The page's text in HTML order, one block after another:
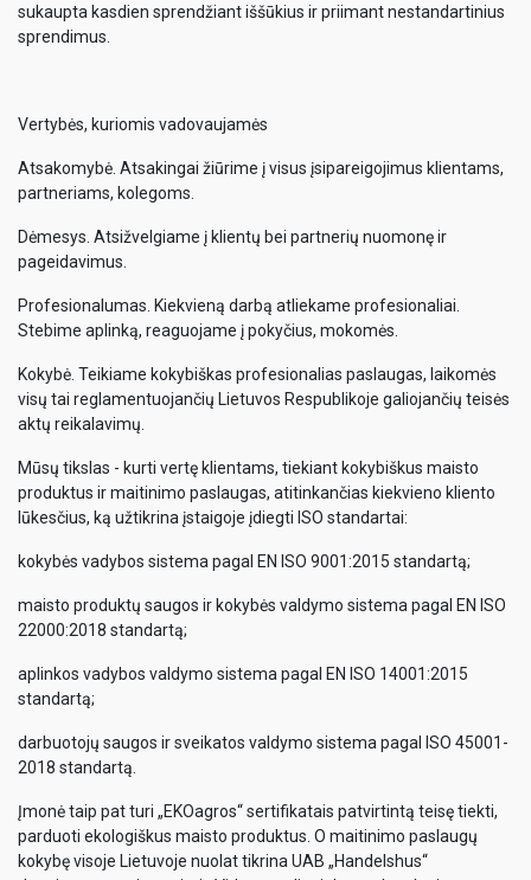
sukaupta kasdien sprendžiant iššūkius ir priimant nestandartinius
sprendimus.
Vertybės, kuriomis vadovaujamės
Atsakomybė. Atsakingai žiūrime į visus įsipareigojimus klientams,
partneriams, kolegoms.
Dėmesys. Atsižvelgiame į klientų bei partnerių nuomonę ir
pageidavimus.
Profesionalumas. Kiekvieną darbą atliekame profesionaliai.
Stebime aplinką, reaguojame į pokyčius, mokomės.
Kokybė. Teikiame kokybiškas profesionalias paslaugas, laikomės
visų tai reglamentuojančių Lietuvos Respublikoje galiojančių teisės
aktų reikalavimų.
Mūsų tikslas - kurti vertę klientams, tiekiant kokybiškus maisto
produktus ir maitinimo paslaugas, atitinkančias kiekvieno kliento
lūkesčius, ką užtikrina įstaigoje įdiegti ISO standartai:
kokybės vadybos sistema pagal EN ISO 9001:2015 standartą;
maisto produktų saugos ir kokybės valdymo sistema pagal EN ISO
22000:2018 standartą;
aplinkos vadybos valdymo sistema pagal EN ISO 14001:2015
standartą;
darbuotojų saugos ir sveikatos valdymo sistema pagal ISO 45001-
2018 standartą.
Įmonė taip pat turi „EKOagros“ sertifikatais patvirtintą teisę tiekti,
parduoti ekologiškus maisto produktus. O maitinimo paslaugų
kokybę visoje Lietuvoje nuolat tikrina UAB „Handelshus“